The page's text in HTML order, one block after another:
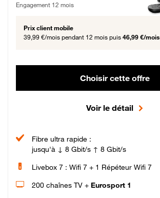
Engagement 12 mois
Prix client mobile
39,99 €/mois pendant 12 mois puis 46,99 €/mois
Choisir cette offre
Voir le détail
Fibre ultra rapide :
jusqu'à ↓ 8 Gbit/s ↑ 8 Gbit/s
Livebox 7 : Wifi 7 + 1 Répéteur Wifi 7
200 chaînes TV + Eurosport 1